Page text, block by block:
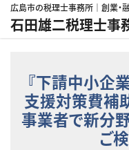
コンテンツへスキップ
広島市の税理士事務所｜創業・
石田雄二税理士事
『下請中小企
支援対策費
事業者で新分
ご